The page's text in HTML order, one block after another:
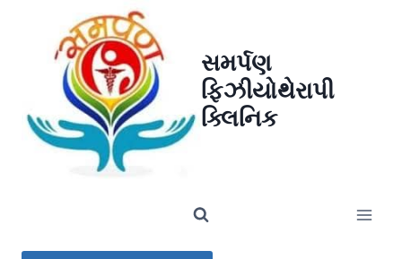
સમર્પણ
ફિઝીયોથેરાપી
ક્લિનિક